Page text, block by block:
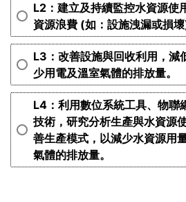
L2：建立及持續監控水資源使
資源浪費 (如：設施洩漏或損
L3：改善設施與回收利用，減
少用電及溫室氣體的排放量。
L4：利用數位系統工具、物聯
技術，研究分析生產與水資源
善生產模式，以減少水資源用
氣體的排放量。